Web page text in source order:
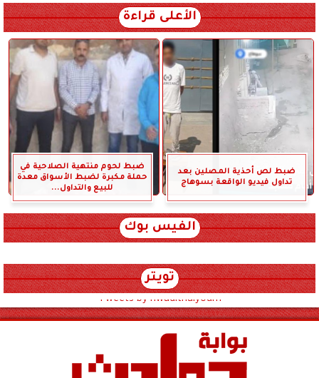
الأعلى قراءة
ضبط لص أحذية المصلين بعد
تداول فيديو الواقعة بسوهاج
ضبط لحوم منتهية الصلاحية في
حملة مكبرة لضبط الأسواق معدة
للبيع والتداول...
الفيس بوك
تويتر
Tweets by hwadithalyoum